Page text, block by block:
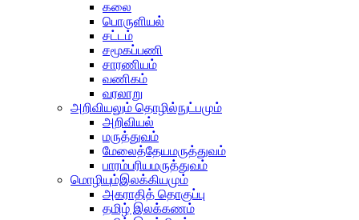
கலை
பொருளியல்
சட்டம்
சமூகப்பணி
சாரணியம்
வணிகம்
வரலாறு
அறிவியலும் தொழில்நுட்பமும்
அறிவியல்
மருத்துவம்
மேலைத்தேயமருத்துவம்
பாரம்பரியமருத்துவம்
மொழியும்இலக்கியமும்
அகராதித் தொகுப்பு
தமிழ் இலக்கணம்